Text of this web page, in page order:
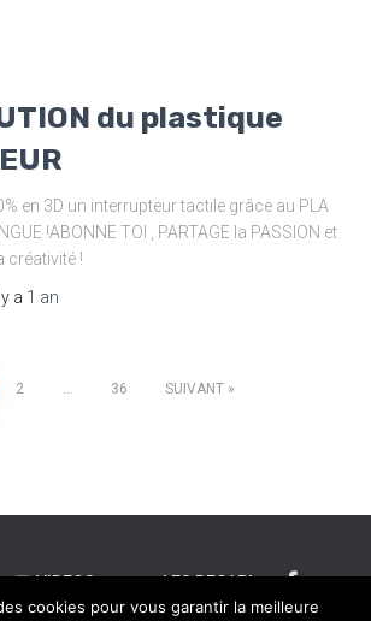
du plastique
en 3D un interrupteur tactile grâce au PLA
!ABONNE TOI , PARTAGE la PASSION et
créativité !
y a 1 an
2 … 36 SUIVANT
VIDEOS
LES RECAP’
cookies pour vous garantir la meilleure